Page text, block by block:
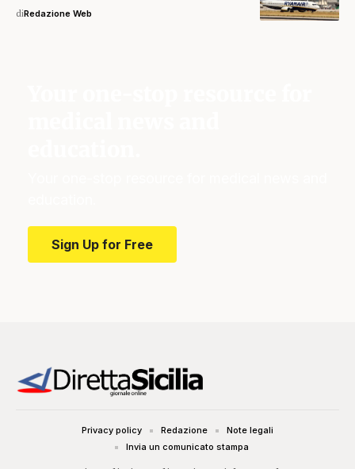
diRedazione Web
Sign Up for Free
Privacy policy Redazione
Note legali
Invia un comunicato stampa